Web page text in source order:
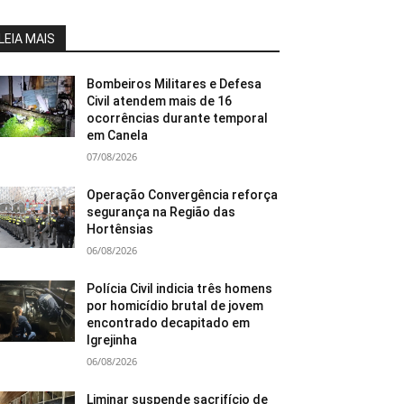
MAIS
Bombeiros Militares e Defesa
Civil atendem mais de 16
ocorrências durante temporal
em Canela
07/08/2026
Operação Convergência reforça
segurança na Região das
Hortênsias
06/08/2026
Polícia Civil indicia três homens
por homicídio brutal de jovem
encontrado decapitado em
Igrejinha
06/08/2026
Liminar suspende sacrifício de